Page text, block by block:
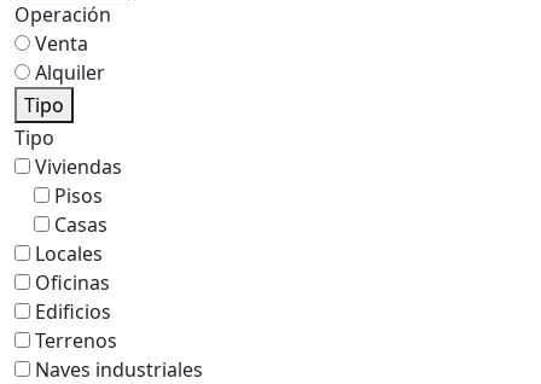
Operación
Venta
Alquiler
Tipo
Tipo
Viviendas
Pisos
Casas
Locales
Oficinas
Edificios
Terrenos
Naves industriales